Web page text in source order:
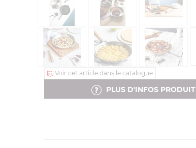
Voir cet article dans le catalogue
PLUS D'INFOS PRODUIT